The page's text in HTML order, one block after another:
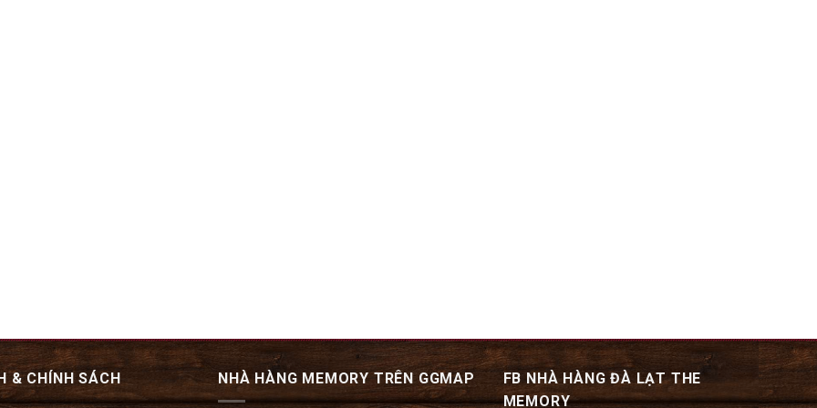
& CHÍNH SÁCH NHÀ HÀNG MEMORY TRÊN GGMAP
FB NHÀ HÀNG ĐÀ LẠT THE
MEMORY